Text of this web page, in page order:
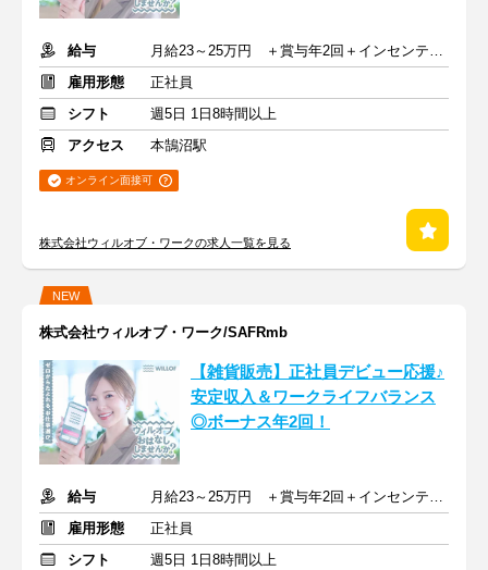
給与
月給23～25万円 ＋賞与年2回＋インセンティブ＋交通費
雇用形態
正社員
シフト
週5日 1日8時間以上
アクセス
本鵠沼駅
オンライン面接可
株式会社ウィルオブ・ワークの求人一覧を見る
NEW
株式会社ウィルオブ・ワーク/SAFRmb
【雑貨販売】正社員デビュー応援♪
安定収入＆ワークライフバランス
◎ボーナス年2回！
給与
月給23～25万円 ＋賞与年2回＋インセンティブ＋交通費
雇用形態
正社員
シフト
週5日 1日8時間以上